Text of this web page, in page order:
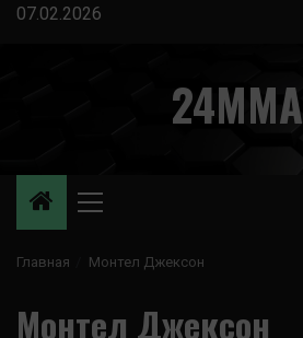
Перейти
07.02.2026
24MMA
Основное
Главная Монтел Джексон
Монтел Джексон